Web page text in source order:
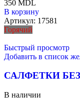
350 MDL
В корзину
Артикул: 17581
Горячий
Быстрый просмотр
Добавить в список
САЛФЕТКИ
В наличии